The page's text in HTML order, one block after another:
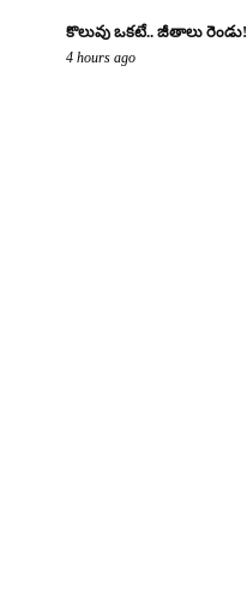
కొలువు ఒకటే.. జీతాలు రెండు!
4 hours ago